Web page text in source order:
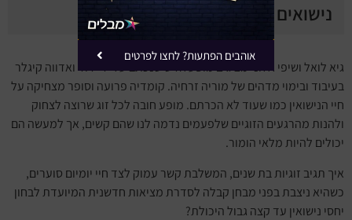
נישואים גרעיניים
גיא לואל ושיפי אלוני מציגים מופע חדש שנכתב על ידי דוד ואדווה קיגלר
בעיבוד ובימוי מדהים של מוריה זרחיה. קומדיה פרועה וסופר מצחיקה על
חיי הנישואין כמו שעוד לא הכרתם. מופע חובה לכל זוג שרוצה לצחוק
ולהנות מהרגעים הזוגיים שלפעמים נדמה לנו שהם קשים, אך למעשה הם
יכולים להיות מלאי הומור.
איך תגיב זוגיות בת שנים, המשלבת קשר עמוק לצד חיי יומיום סוערים,
כשהיא ניצבת בפני מבחן קבלה לסדרת מציאות חדשנית המיועדת לבחון
יחסי נישואין עד קצה גבול היכולת?
אוהבים הפתעות? לחצו לפרטים